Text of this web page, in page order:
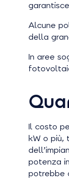
Alcune
della
In aree
Il costo
kW o più,
potenza
potrebbe